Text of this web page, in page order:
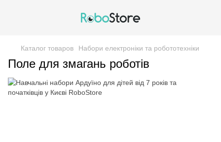
Каталог товаров Набори електроніки та робототехніки
Поле для змагань роботів